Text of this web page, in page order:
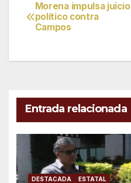
Navegación
de
entradas
Morena impulsa juicio
político contra
Campos
Entrada relacionada
DESTACADA ESTATAL